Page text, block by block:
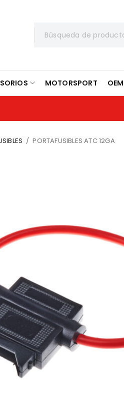
MOTORSPORT OEM
/ PORTAFUSIBLES ATC 12GA